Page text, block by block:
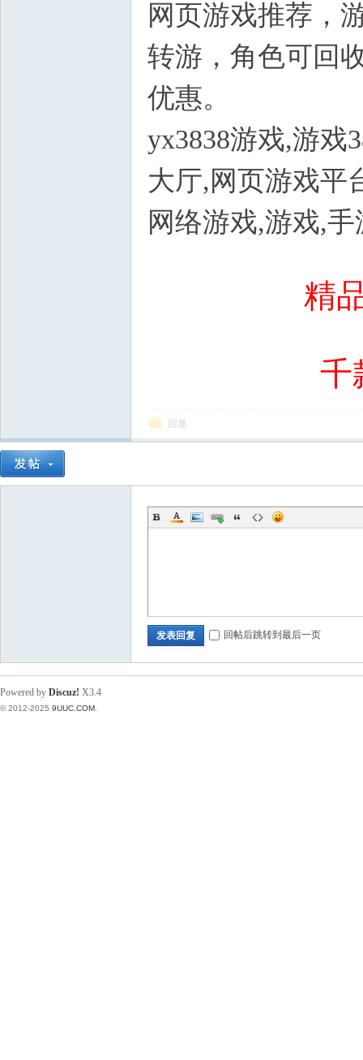
网页游戏推荐，
转游，角色可回
优惠。
yx3838游戏,游戏
大厅,网页游戏平
网络游戏,游戏,
精
千
回复
发表回复 回帖后跳转到最后一页
Powered by Discuz! X3.4
© 2012-2025 9UUC.COM